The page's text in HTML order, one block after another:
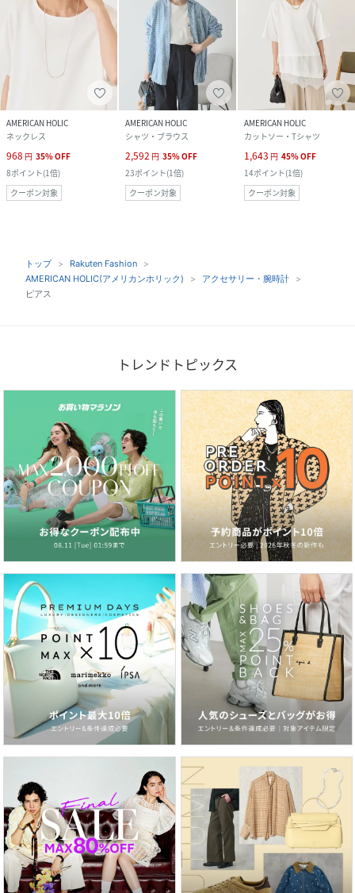
AMERICAN HOLIC
ネックレス
968 円 35%OFF
8ポイント(1倍)
クーポン対象
AMERICAN HOLIC
シャツ・ブラウス
2,592 円 35%OFF
23ポイント(1倍)
クーポン対象
AMERICAN HOLIC
カットソー・Tシャツ
1,643 円 45%OFF
14ポイント(1倍)
クーポン対象
トップ
Rakuten Fashion
AMERICAN HOLIC(アメリカンホリック)
アクセサリー・腕時計
ピアス
トレンドトピックス